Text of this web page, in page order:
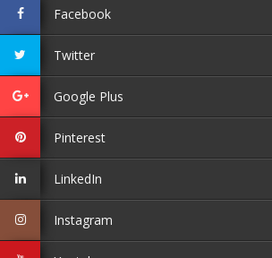
Facebook
Twitter
Google Plus
Pinterest
LinkedIn
Instagram